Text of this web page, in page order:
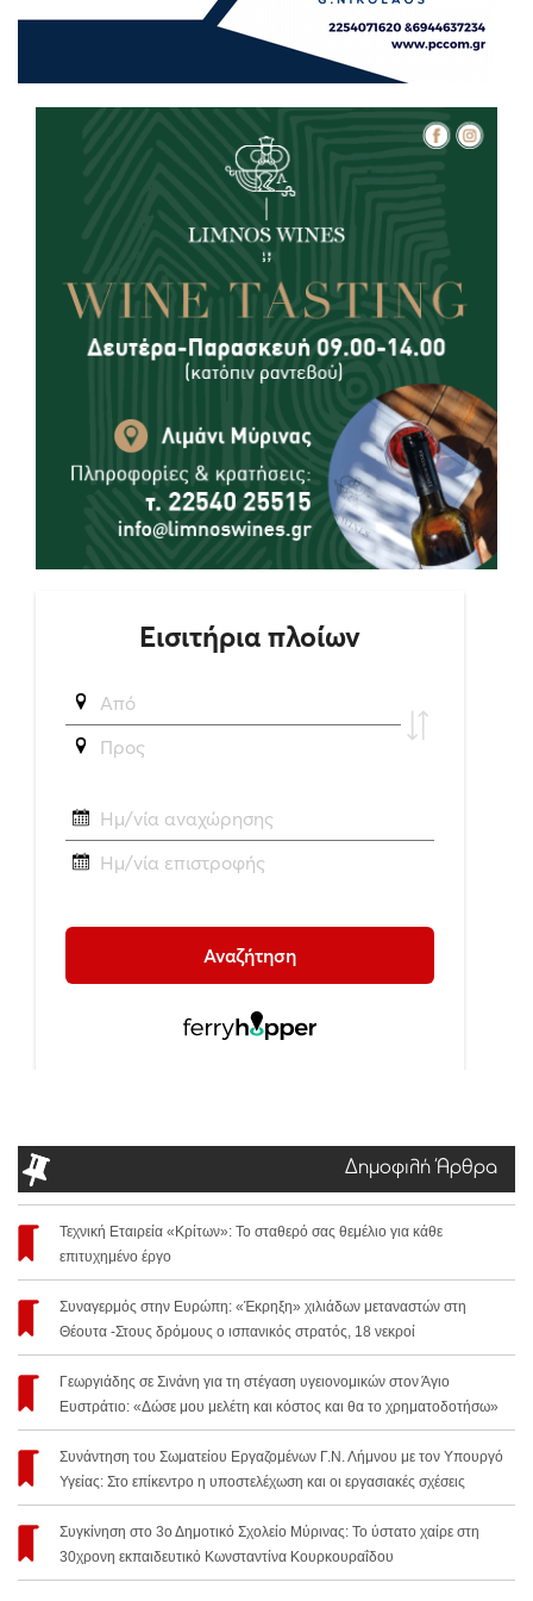
Δημοφιλή Άρθρα
Τεχνική Εταιρεία «Κρίτων»: Το σταθερό σας θεμέλιο για κάθε
επιτυχημένο έργο
Συναγερμός στην Ευρώπη: «Έκρηξη» χιλιάδων μεταναστών στη
Θέουτα -Στους δρόμους ο ισπανικός στρατός, 18 νεκροί
Γεωργιάδης σε Σινάνη για τη στέγαση υγειονομικών στον Άγιο
Ευστράτιο: «Δώσε μου μελέτη και κόστος και θα το χρηματοδοτήσω»
Συνάντηση του Σωματείου Εργαζομένων Γ.Ν. Λήμνου με τον Υπουργό
Υγείας: Στο επίκεντρο η υποστελέχωση και οι εργασιακές σχέσεις
Συγκίνηση στο 3ο Δημοτικό Σχολείο Μύρινας: Το ύστατο χαίρε στη
30χρονη εκπαιδευτικό Κωνσταντίνα Κουρκουραΐδου